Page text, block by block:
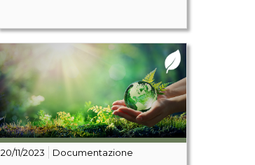
20/11/2023 Documentazione